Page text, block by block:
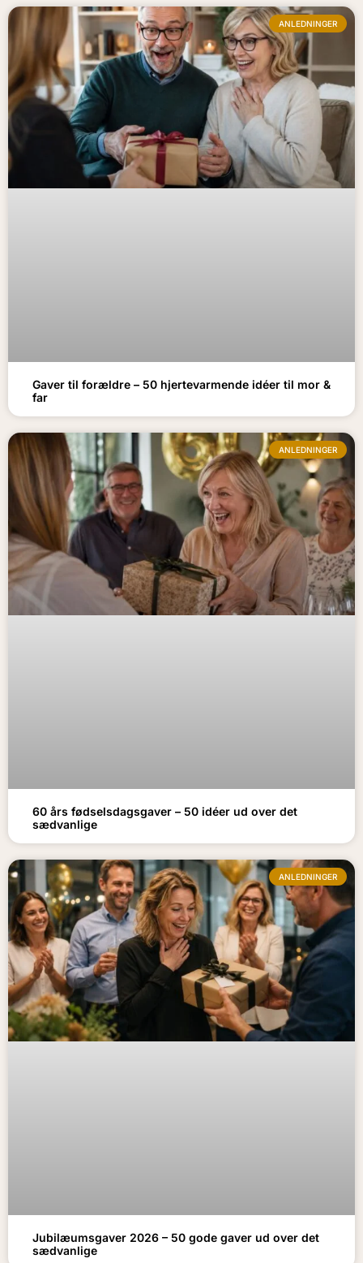
ANLEDNINGER
Gaver til forældre – 50 hjertevarmende idéer til mor &
far
ANLEDNINGER
60 års fødselsdagsgaver – 50 idéer ud over det
sædvanlige
ANLEDNINGER
Jubilæumsgaver 2026 – 50 gode gaver ud over det
sædvanlige